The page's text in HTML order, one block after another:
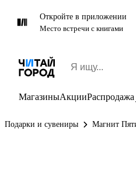
Откройте в приложении
Место встречи с книгами
МагазиныАкцииРаспродажа
Подарки и сувениры Магнит